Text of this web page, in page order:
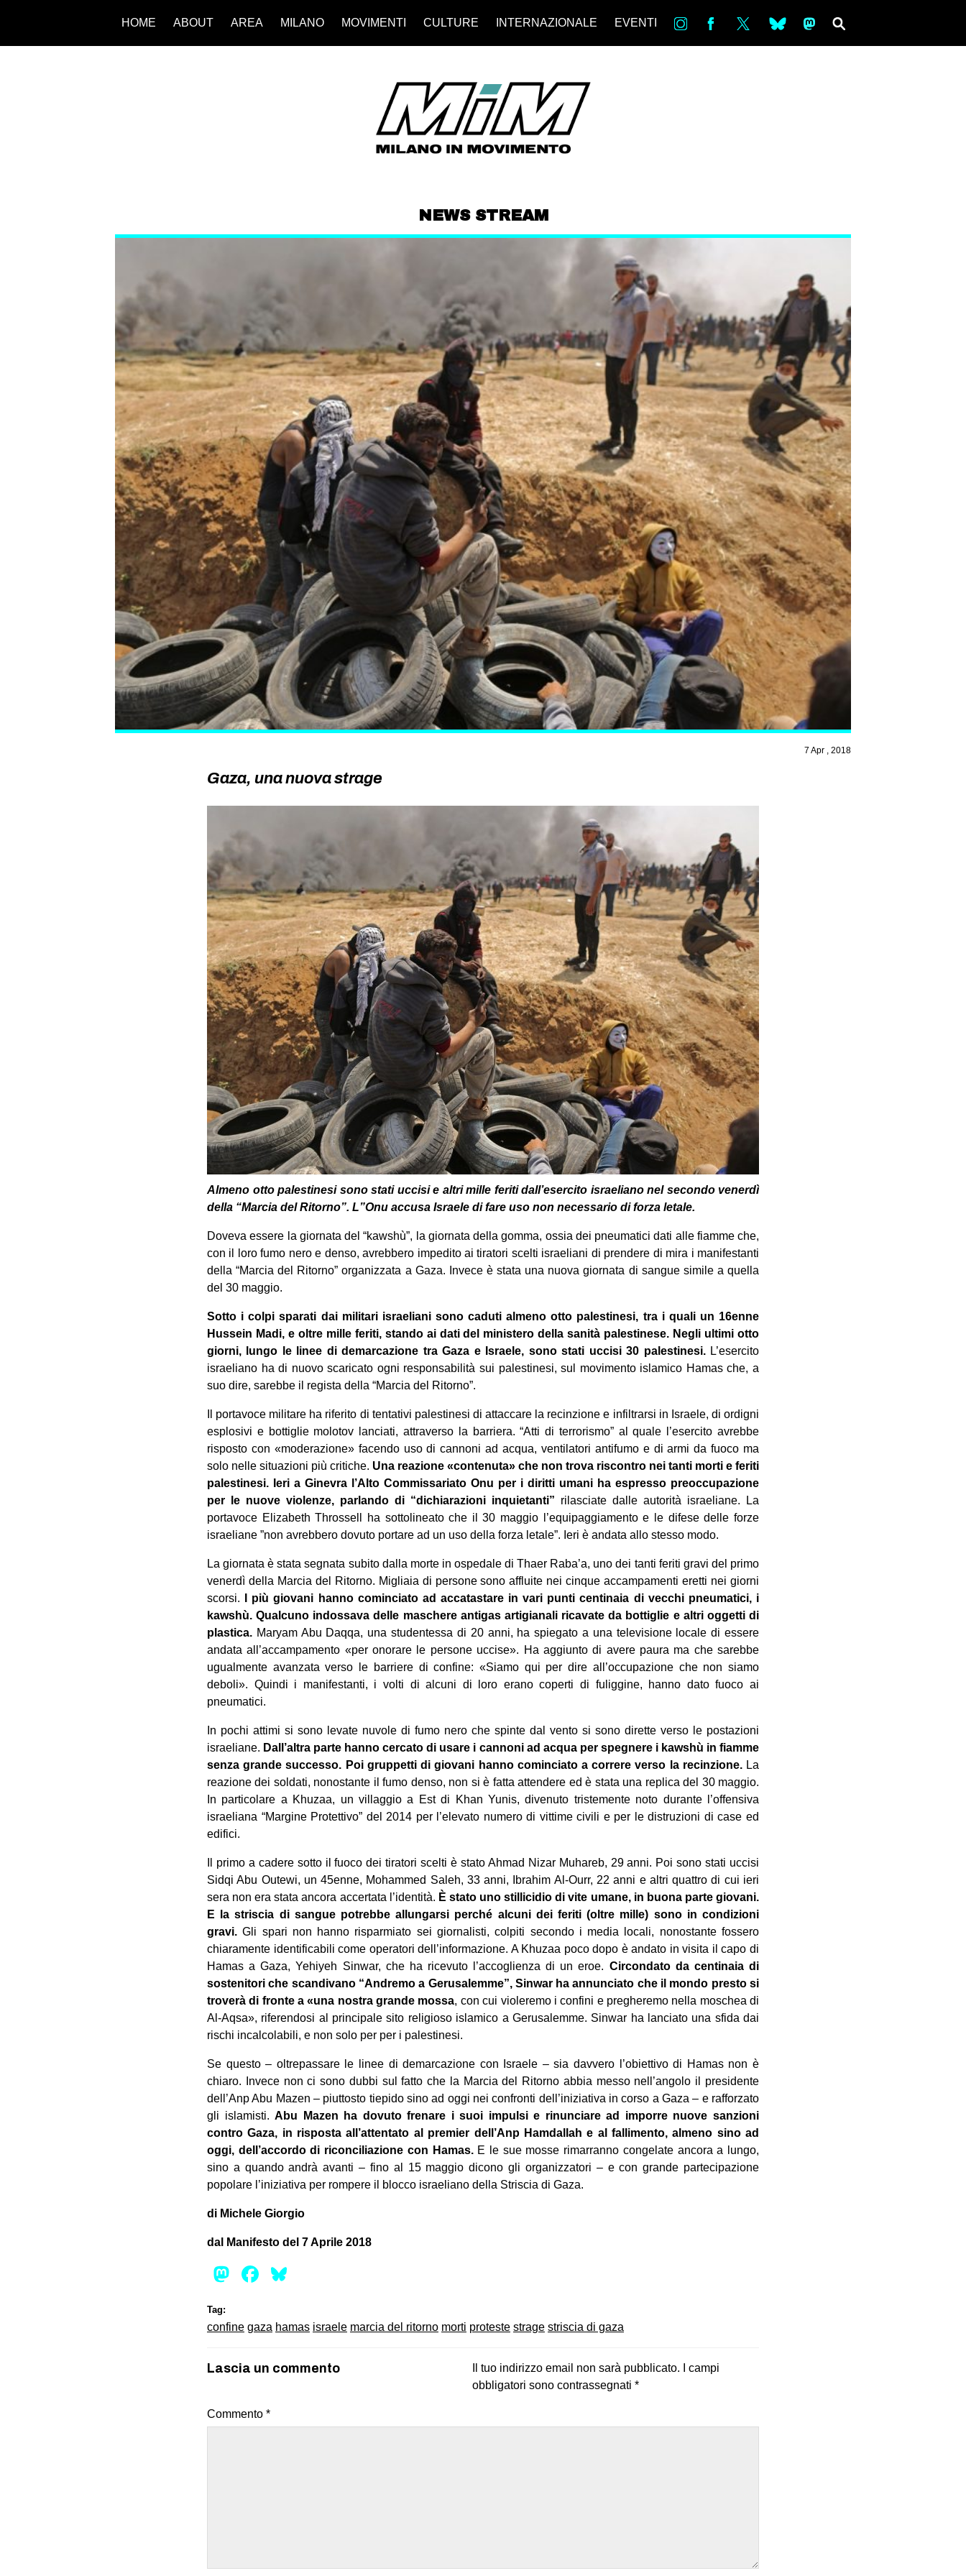
HOME ABOUT AREA MILANO MOVIMENTI CULTURE INTERNAZIONALE EVENTI in bsky ms
NEWS STREAM
7 Apr , 2018
Gaza, una nuova strage
Almeno otto palestinesi sono stati uccisi e altri mille feriti dall’esercito israeliano nel secondo venerdì
della “Marcia del Ritorno”. L”Onu accusa Israele di fare uso non necessario di forza letale.
Doveva essere la giornata del “kawshù”, la giornata della gomma, ossia dei ‎pneumatici dati alle fiamme che,
con il loro fumo nero e denso, avrebbero impedito ‎ai tiratori scelti israeliani di prendere di mira i manifestanti
della “Marcia del ‎Ritorno” organizzata a Gaza. Invece è stata una nuova giornata di sangue simile a ‎quella
del 30 maggio.
Sotto i colpi sparati dai militari israeliani sono caduti almeno ‎otto palestinesi, tra i quali un 16enne
Hussein Madi, e oltre mille feriti, stando ai ‎dati del ministero della sanità palestinese. Negli ultimi otto
giorni, lungo le linee di ‎demarcazione tra Gaza e Israele, sono stati uccisi 30 palestinesi.L’esercito
‎israeliano ha di nuovo scaricato ogni responsabilità sui palestinesi, sul movimento ‎islamico Hamas che, a
suo dire, sarebbe il regista della “Marcia del Ritorno”.
Il ‎portavoce militare ha riferito di tentativi palestinesi di attaccare la recinzione e ‎infiltrarsi in Israele, di ordigni
esplosivi e bottiglie molotov lanciati, attraverso la ‎barriera. “Atti di terrorismo” al quale l’esercito avrebbe
risposto con ‎«moderazione» ‎facendo uso di cannoni ad acqua, ventilatori antifumo e di armi da fuoco ma
solo ‎nelle situazioni più critiche. Una reazione ‎«contenuta» che non trova riscontro nei ‎tanti morti e feriti
palestinesi. Ieri a Ginevra l’Alto Commissariato Onu per i diritti ‎umani ha espresso preoccupazione
per le nuove violenze, parlando di “dichiarazioni ‎inquietanti” rilasciate dalle autorità israeliane. La
portavoce Elizabeth Throssell ha ‎sottolineato che il 30 maggio l’equipaggiamento e le difese delle forze
israeliane ‎‎”non avrebbero dovuto portare ad un uso della forza letale”. Ieri è andata allo stesso ‎modo.‎
‎La giornata è stata segnata subito dalla morte in ospedale di Thaer Raba’a, uno ‎dei tanti feriti gravi del primo
venerdì della Marcia del Ritorno. Migliaia di persone ‎sono affluite nei cinque accampamenti eretti nei giorni
scorsi.
I più giovani hanno ‎cominciato ad accatastare in vari punti centinaia di vecchi pneumatici, i
kawshù. ‎Qualcuno indossava delle maschere antigas artigianali ricavate da bottiglie e altri ‎oggetti di
plastica. Maryam Abu Daqqa, una studentessa di 20 anni, ha spiegato a ‎una televisione locale di essere
andata all’accampamento ‎«per onorare le persone ‎uccise‎». Ha aggiunto di avere paura ma che sarebbe
ugualmente avanzata verso le ‎barriere di confine: ‎«Siamo qui per dire all’occupazione che non siamo
deboli‎». ‎Quindi i manifestanti, i volti di alcuni di loro erano coperti di fuliggine, hanno dato ‎fuoco ai
pneumatici.‎
‎In pochi attimi si sono levate nuvole di fumo nero che spinte dal vento si sono ‎dirette verso le postazioni
israeliane. Dall’altra parte hanno cercato di usare i ‎cannoni ad acqua per spegnere i kawshù in fiamme
senza grande successo. Poi ‎gruppetti di giovani hanno cominciato a correre verso la recinzione.La
reazione dei ‎soldati, nonostante il fumo denso, non si è fatta attendere ed è stata una replica del ‎‎30 maggio.
In particolare a Khuzaa, un villaggio a Est di Khan Yunis, divenuto ‎tristemente noto durante l’offensiva
israeliana “Margine Protettivo” del 2014 per ‎l’elevato numero di vittime civili e per le distruzioni di case ed
edifici.
Il primo a ‎cadere sotto il fuoco dei tiratori scelti è stato Ahmad Nizar Muhareb, 29 anni. Poi ‎sono stati uccisi
Sidqi Abu Outewi, un 45enne, Mohammed Saleh, 33 anni, Ibrahim ‎Al-Ourr, 22 anni e altri quattro di cui ieri
sera non era stata ancora accertata ‎l’identità. È stato uno stillicidio di vite umane, in buona parte giovani.
E la striscia ‎di sangue potrebbe allungarsi perché alcuni dei feriti (oltre mille) sono in condizioni
‎gravi. Gli spari non hanno risparmiato sei giornalisti, colpiti secondo i media locali, ‎nonostante fossero
chiaramente identificabili come operatori dell’informazione. A ‎Khuzaa poco dopo è andato in visita il capo di
Hamas a Gaza, Yehiyeh Sinwar, che ‎ha ricevuto l’accoglienza di un eroe. Circondato da centinaia di
sostenitori che ‎scandivano “Andremo a Gerusalemme”, Sinwar ha annunciato che il mondo presto ‎si
troverà di fronte a ‎‎«una nostra grande mossa, con cui violeremo i confini e ‎pregheremo nella moschea di
Al-Aqsa‎», riferendosi al principale sito religioso ‎islamico a Gerusalemme. Sinwar ha lanciato una sfida dai
rischi incalcolabili, e non ‎solo per per i palestinesi.‎
‎Se questo – oltrepassare le linee di demarcazione con Israele – sia davvero ‎l’obiettivo di Hamas non è
chiaro. Invece non ci sono dubbi sul fatto che la Marcia ‎del Ritorno abbia messo nell’angolo il presidente
dell’Anp Abu Mazen – piuttosto ‎tiepido sino ad oggi nei confronti dell’iniziativa in corso a Gaza – e rafforzato
gli ‎islamisti.Abu Mazen ha dovuto frenare i suoi impulsi e rinunciare ad imporre ‎nuove sanzioni
contro Gaza, in risposta all’attentato al premier dell’Anp Hamdallah ‎e al fallimento, almeno sino ad
oggi, dell’accordo di riconciliazione con Hamas.E le ‎sue mosse rimarranno congelate ancora a lungo,
sino a quando andrà avanti – fino al ‎‎15 maggio dicono gli organizzatori – e con grande partecipazione
popolare ‎l’iniziativa per rompere il blocco israeliano della Striscia di Gaza.‎
di Michele Giorgio
dal Manifesto del 7 Aprile 2018
Mastodon
Facebook
Tag:
confine gaza hamas israele marcia del ritorno morti proteste strage striscia di gaza
Lascia un commento Il tuo indirizzo email non sarà pubblicato.
I campi
obbligatori sono contrassegnati *
Commento *